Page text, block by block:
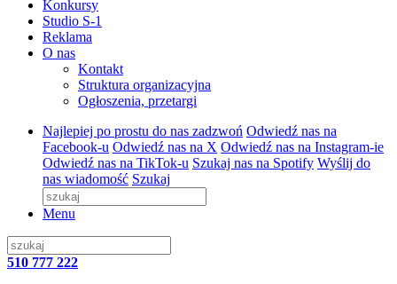
Konkursy
Studio S-1
Reklama
O nas
Kontakt
Struktura organizacyjna
Ogłoszenia, przetargi
Najlepiej po prostu do nas zadzwoń Odwiedź nas na
Facebook-u Odwiedź nas na X Odwiedź nas na Instagram-ie
Odwiedź nas na TikTok-u Szukaj nas na Spotify Wyślij do
nas wiadomość Szukaj
Menu
510 777 222